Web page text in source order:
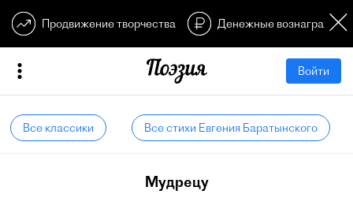
Продвижение творчества Денежные
Войти
Все классики Все стихи Евгения Баратынского
Мудрецу